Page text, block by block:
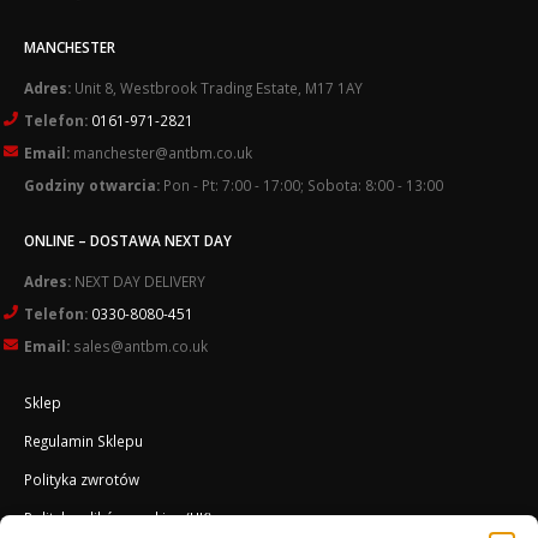
MANCHESTER
Adres: Unit 8, Westbrook Trading Estate, M17 1AY
Telefon: 0161-971-2821
Email: manchester@antbm.co.uk
Godziny otwarcia: Pon - Pt: 7:00 - 17:00; Sobota: 8:00 - 13:00
ONLINE – DOSTAWA NEXT DAY
Adres: NEXT DAY DELIVERY
Telefon: 0330-8080-451
Email: sales@antbm.co.uk
Sklep
Regulamin Sklepu
Polityka zwrotów
Polityka plików cookies (UK)